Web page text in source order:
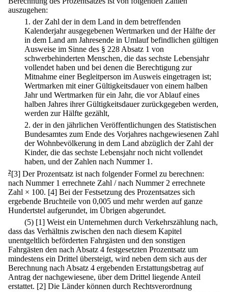
auszugehen:
1. der Zahl der in dem Land in dem betreffenden
Kalenderjahr ausgegebenen Wertmarken und der Hälfte der
in dem Land am Jahresende in Umlauf befindlichen gültigen
Ausweise im Sinne des § 228 Absatz 1 von
schwerbehinderten Menschen, die das sechste Lebensjahr
vollendet haben und bei denen die Berechtigung zur
Mitnahme einer Begleitperson im Ausweis eingetragen ist;
Wertmarken mit einer Gültigkeitsdauer von einem halben
Jahr und Wertmarken für ein Jahr, die vor Ablauf eines
halben Jahres ihrer Gültigkeitsdauer zurückgegeben werden,
werden zur Hälfte gezählt,
2. der in den jährlichen Veröffentlichungen des Statistischen
Bundesamtes zum Ende des Vorjahres nachgewiesenen Zahl
der Wohnbevölkerung in dem Land abzüglich der Zahl der
Kinder, die das sechste Lebensjahr noch nicht vollendet
haben, und der Zahlen nach Nummer 1.
2[3] Der Prozentsatz ist nach folgender Formel zu berechnen:
nach Nummer 1 errechnete Zahl / nach Nummer 2 errechnete
Zahl × 100. [4] Bei der Festsetzung des Prozentsatzes sich
ergebende Bruchteile von 0,005 und mehr werden auf ganze
Hundertstel aufgerundet, im Übrigen abgerundet.
(5) [1] Weist ein Unternehmen durch Verkehrszählung nach,
dass das Verhältnis zwischen den nach diesem Kapitel
unentgeltlich beförderten Fahrgästen und den sonstigen
Fahrgästen den nach Absatz 4 festgesetzten Prozentsatz um
mindestens ein Drittel übersteigt, wird neben dem sich aus der
Berechnung nach Absatz 4 ergebenden Erstattungsbetrag auf
Antrag der nachgewiesene, über dem Drittel liegende Anteil
erstattet. [2] Die Länder können durch Rechtsverordnung